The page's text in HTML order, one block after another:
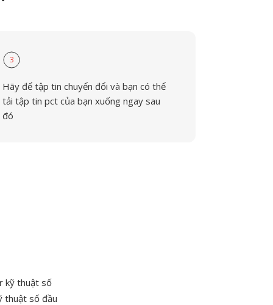
3
Hãy để tập tin chuyển đổi và bạn có thể
tải tập tin pct của bạn xuống ngay sau
đó
kỹ thuật số
thuật số đầu